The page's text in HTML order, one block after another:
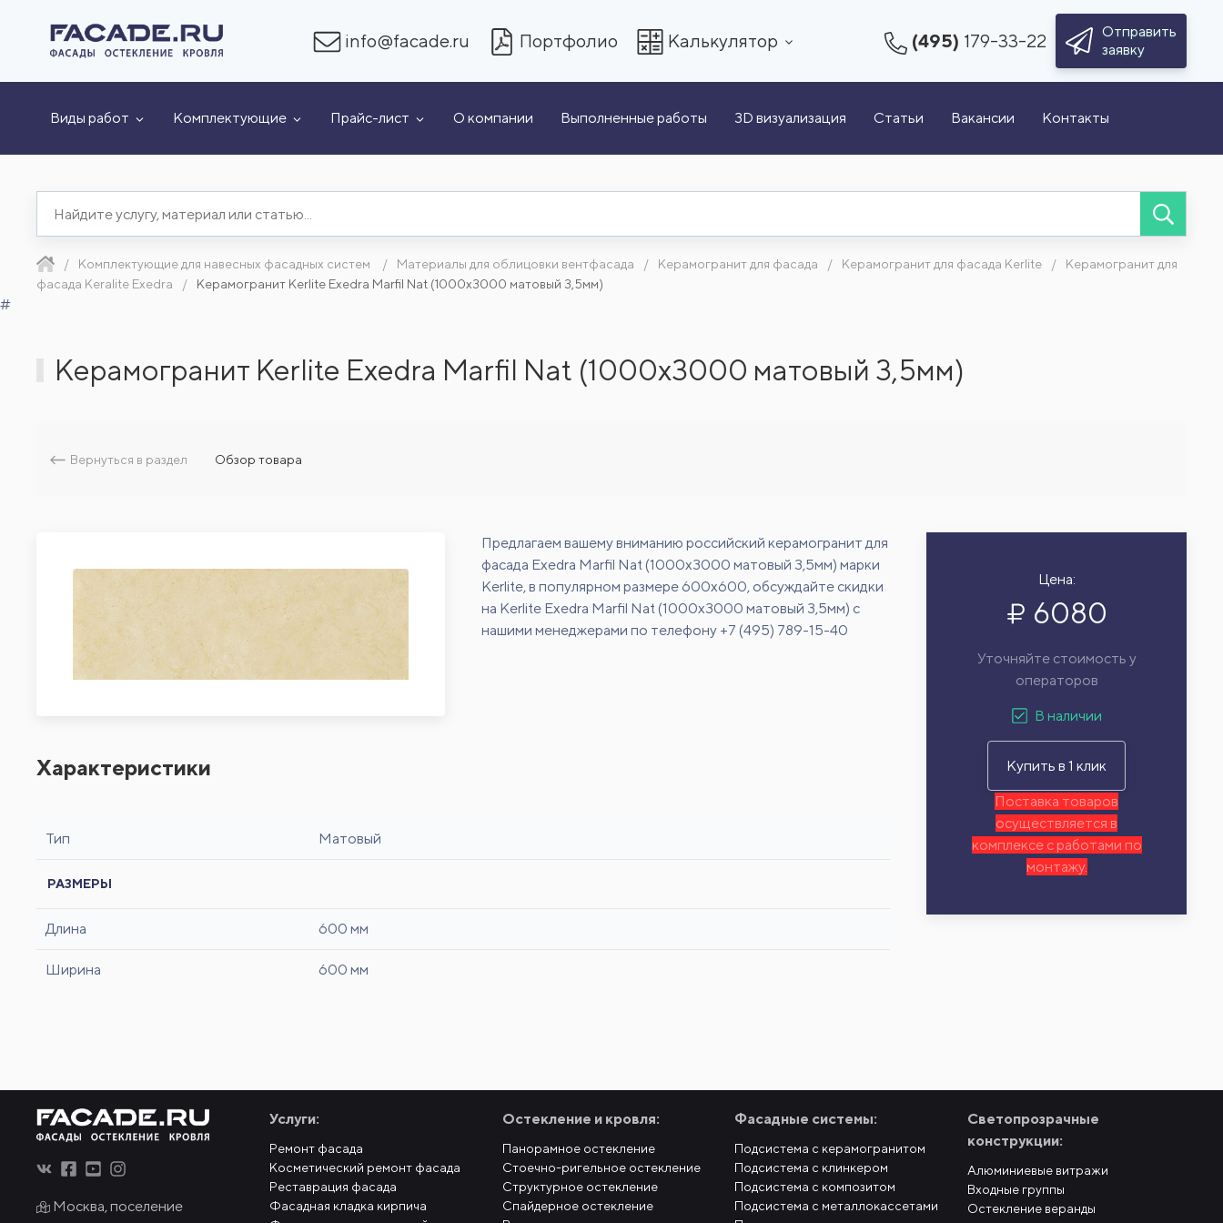
info@facade.ru Портфолио Калькулятор (495) 179-33-22
Отправить
заявку
Виды работ Комплектующие Прайс-лист О компании Выполненные работы 3D визуализация Статьи Вакансии Контакты
Комплектующие для навесных фасадных систем Материалы для облицовки вентфасада Керамогранит для фасада Керамогранит для фасада Kerlite
Керамогранит для
фасада Keralite Exedra
Керамогранит Kerlite Exedra Marfil Nat (1000x3000 матовый 3,5мм)
#
Керамогранит Kerlite Exedra Marfil Nat (1000x3000 матовый 3,5мм)
Вернуться в раздел Обзор товара
Предлагаем вашему вниманию российский керамогранит для
фасада Exedra Marfil Nat (1000x3000 матовый 3,5мм) марки
Kerlite, в популярном размере 600х600, обсуждайте скидки
на Kerlite Exedra Marfil Nat (1000x3000 матовый 3,5мм) с
нашими менеджерами по телефону +7 (495) 789-15-40
Характеристики
Тип Матовый
РАЗМЕРЫ
Длина 600 мм
Ширина 600 мм
Цена:
6080
Уточняйте стоимость у
операторов
В наличии
Купить в 1 клик
Поставка товаров
осуществляется в
комплексе с работами по
монтажу.
Москва, поселение
Услуги:
Ремонт фасада
Косметический ремонт фасада
Реставрация фасада
Фасадная кладка кирпича
Остекление и кровля:
Панорамное остекление
Стоечно-ригельное остекление
Структурное остекление
Спайдерное остекление
Фасадные системы:
Подсистема с керамогранитом
Подсистема с клинкером
Подсистема с композитом
Подсистема с металлокассетами
Светопрозрачные
конструкции:
Алюминиевые витражи
Входные группы
Остекление веранды